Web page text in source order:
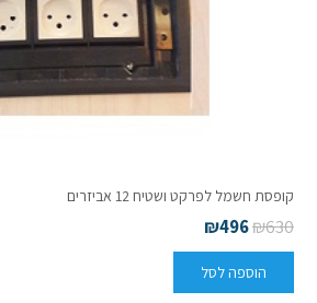
קופסת חשמל לפרקט ושטיח 12 אביזרים
₪630
₪496
הוספה לסל